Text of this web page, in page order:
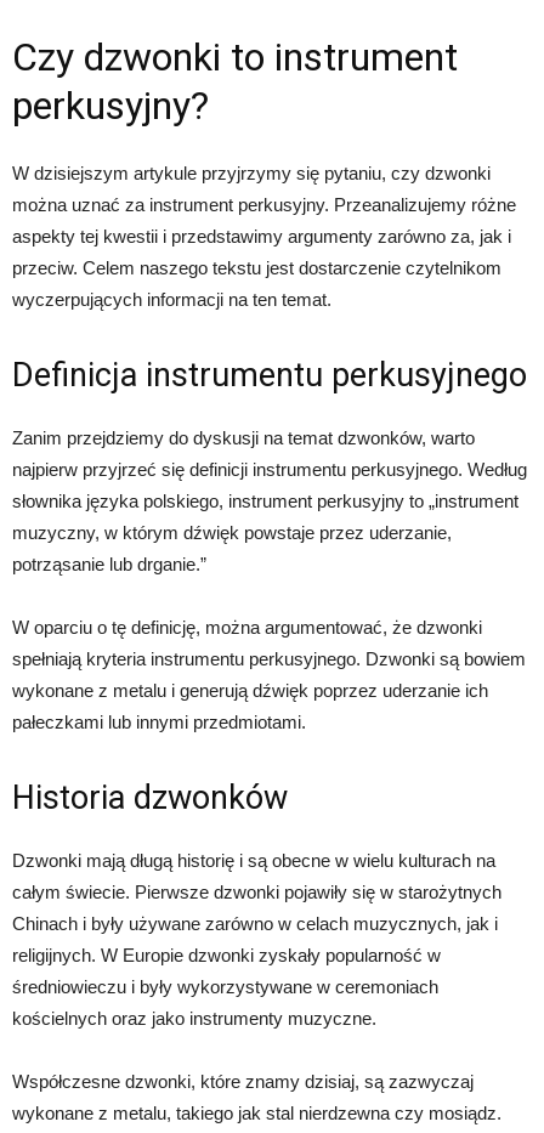
Czy dzwonki to instrument
perkusyjny?
W dzisiejszym artykule przyjrzymy się pytaniu, czy dzwonki
można uznać za instrument perkusyjny. Przeanalizujemy różne
aspekty tej kwestii i przedstawimy argumenty zarówno za, jak i
przeciw. Celem naszego tekstu jest dostarczenie czytelnikom
wyczerpujących informacji na ten temat.
Definicja instrumentu perkusyjnego
Zanim przejdziemy do dyskusji na temat dzwonków, warto
najpierw przyjrzeć się definicji instrumentu perkusyjnego. Według
słownika języka polskiego, instrument perkusyjny to „instrument
muzyczny, w którym dźwięk powstaje przez uderzanie,
potrząsanie lub drganie.”
W oparciu o tę definicję, można argumentować, że dzwonki
spełniają kryteria instrumentu perkusyjnego. Dzwonki są bowiem
wykonane z metalu i generują dźwięk poprzez uderzanie ich
pałeczkami lub innymi przedmiotami.
Historia dzwonków
Dzwonki mają długą historię i są obecne w wielu kulturach na
całym świecie. Pierwsze dzwonki pojawiły się w starożytnych
Chinach i były używane zarówno w celach muzycznych, jak i
religijnych. W Europie dzwonki zyskały popularność w
średniowieczu i były wykorzystywane w ceremoniach
kościelnych oraz jako instrumenty muzyczne.
Współczesne dzwonki, które znamy dzisiaj, są zazwyczaj
wykonane z metalu, takiego jak stal nierdzewna czy mosiądz.